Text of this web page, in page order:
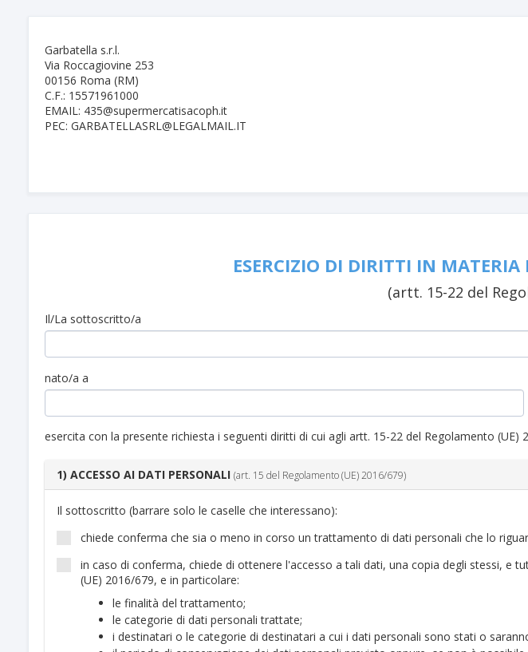
Garbatella s.r.l.
Via Roccagiovine 253
00156 Roma (RM)
C.F.: 15571961000
EMAIL: 435@supermercatisacoph.it
PEC: GARBATELLASRL@LEGALMAIL.IT
ESERCIZIO DI DIRITTI IN
(artt. 15-22 del
Il/La sottoscritto/a
nato/a a
esercita con la presente richiesta i seguenti diritti di cui agli artt. 15-22 del Regolamento (UE)
1) ACCESSO AI DATI PERSONALI (art. 15 del Regolamento (UE) 2016/679)
Il sottoscritto (barrare solo le caselle che interessano):
chiede conferma che sia o meno in corso un trattamento di dati personali che lo
in caso di conferma, chiede di ottenere l'accesso a tali dati, una copia degli stessi, e
(UE) 2016/679, e in particolare:
le finalità del trattamento;
le categorie di dati personali trattate;
i destinatari o le categorie di destinatari a cui i dati personali sono stati o